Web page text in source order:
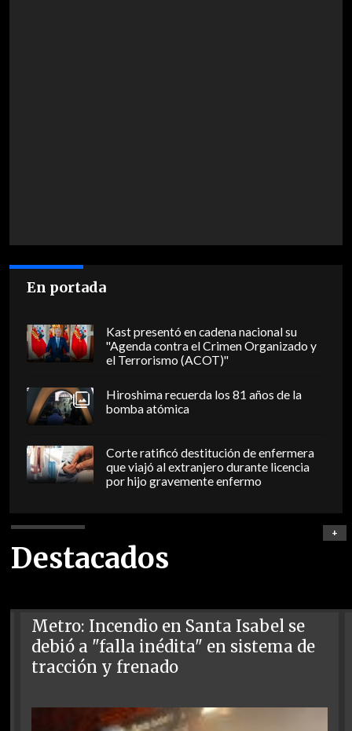
En portada
Kast presentó en cadena nacional su
"Agenda contra el Crimen Organizado y
el Terrorismo (ACOT)"
Hiroshima recuerda los 81 años de la
bomba atómica
Corte ratificó destitución de enfermera
que viajó al extranjero durante licencia
por hijo gravemente enfermo
Destacados
+
Metro: Incendio en Santa Isabel se
debió a "falla inédita" en sistema de
tracción y frenado